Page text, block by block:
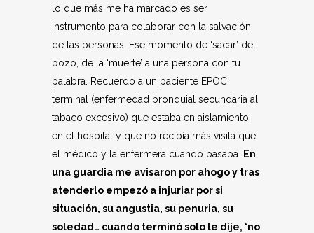
lo que más me ha marcado es ser
instrumento para colaborar con la salvación
de las personas. Ese momento de ‘sacar’ del
pozo, de la ‘muerte’ a una persona con tu
palabra. Recuerdo a un paciente EPOC
terminal (enfermedad bronquial secundaria al
tabaco excesivo) que estaba en aislamiento
en el hospital y que no recibía más visita que
el médico y la enfermera cuando pasaba.
En
una guardia me avisaron por ahogo y tras
atenderlo empezó a injuriar por si
situación, su angustia, su penuria, su
soledad… cuando terminó solo le dije, ‘no